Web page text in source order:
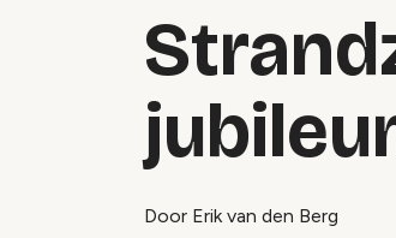
Door Erik van den Berg